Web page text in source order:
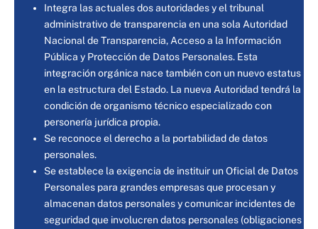
Integra las actuales dos autoridades y el tribunal
administrativo de transparencia en una sola Autoridad
Nacional de Transparencia, Acceso a la Información
Pública y Protección de Datos Personales. Esta
integración orgánica nace también con un nuevo estatus
en la estructura del Estado. La nueva Autoridad tendrá la
condición de organismo técnico especializado con
personería jurídica propia.
Se reconoce el derecho a la portabilidad de datos
personales.
Se establece la exigencia de instituir un Oficial de Datos
Personales para grandes empresas que procesan y
almacenan datos personales y comunicar incidentes de
seguridad que involucren datos personales (obligaciones